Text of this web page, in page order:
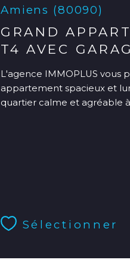
Amiens (80090)
GRAND
T4 AVEC
L'agence IMMOPLUS vous
appartement spacieux et
quartier calme et agréable
Sélectionner